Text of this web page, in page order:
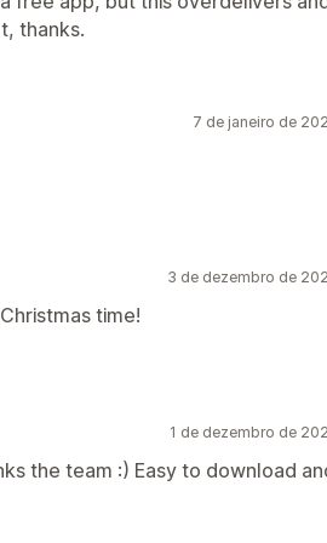
thanks.
7 de janeiro de
3 de dezembro de
time!
1 de dezembro de
the team :) Easy to download